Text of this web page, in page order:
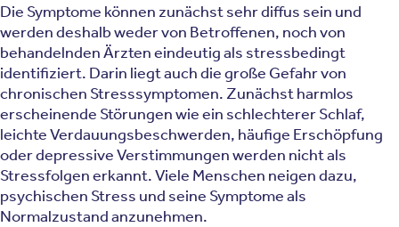
Die Symptome können zunächst sehr diffus sein und
werden deshalb weder von Betroffenen, noch von
behandelnden Ärzten eindeutig als stressbedingt
identifiziert. Darin liegt auch die große Gefahr von
chronischen Stresssymptomen. Zunächst harmlos
erscheinende Störungen wie ein schlechterer Schlaf,
leichte Verdauungsbeschwerden, häufige Erschöpfung
oder depressive Verstimmungen werden nicht als
Stressfolgen erkannt. Viele Menschen neigen dazu,
psychischen Stress und seine Symptome als
Normalzustand anzunehmen.